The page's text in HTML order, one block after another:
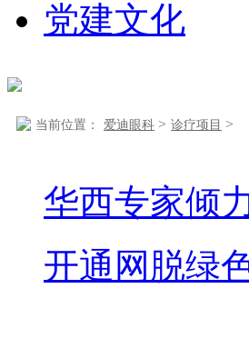
党建文化
当前位置： 爱迪眼科 > 诊疗项目 >
华西专家倾
开通网脱绿